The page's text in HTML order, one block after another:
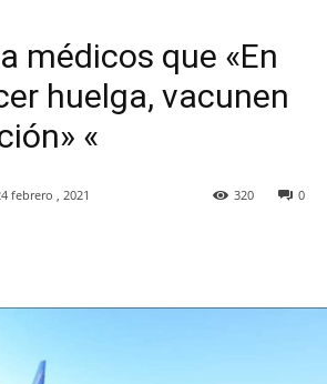
médicos que «En
huelga, vacunen
«
febrero , 2021 0
320